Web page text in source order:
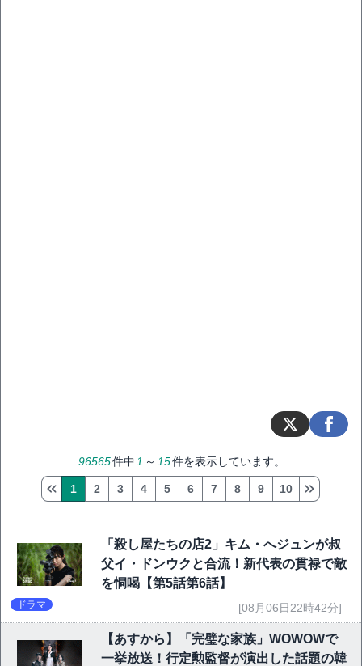
96565件中 1 ～ 15件を表示しています。
1 2 3 4 5 6 7 8 9 10
「殺し屋たちの店2」キム・へジュンが叔
父イ・ドンウクと合流！新代表の貫禄で敵
を恫喝【第5話第6話】
ドラマ [08月06日22時42分]
【あすから】「完璧な家族」WOWOWで
一挙放送！行定勲監督が演出した話題の韓